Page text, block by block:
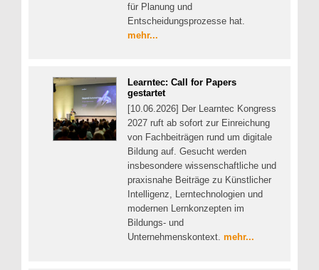
für Planung und
Entscheidungsprozesse hat.
mehr...
Learntec: Call for Papers
gestartet
[10.06.2026] Der Learntec Kongress
2027 ruft ab sofort zur Einreichung
von Fachbeiträgen rund um digitale
Bildung auf. Gesucht werden
insbesondere wissenschaftliche und
praxisnahe Beiträge zu Künstlicher
Intelligenz, Lerntechnologien und
modernen Lernkonzepten im
Bildungs- und
Unternehmenskontext. mehr...